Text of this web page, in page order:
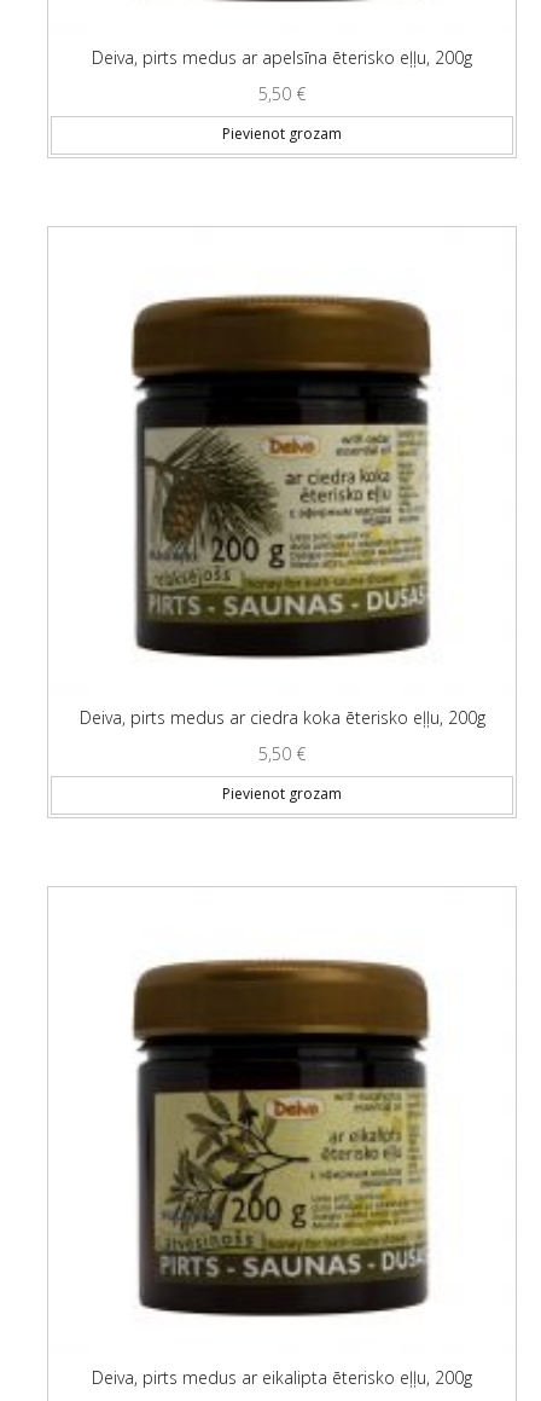
Deiva, pirts medus ar apelsīna ēterisko eļļu, 200g
5,50 €
Pievienot grozam
Deiva, pirts medus ar ciedra koka ēterisko eļļu, 200g
5,50 €
Pievienot grozam
Deiva, pirts medus ar eikalipta ēterisko eļļu, 200g